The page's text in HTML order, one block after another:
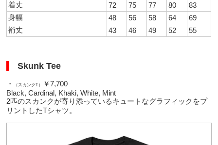
着丈
72 75 77 80
83
身幅
48 56 58 64
69
裄丈
43 46 49 52 55
Skunk Tee
・ （スカンクT）
￥7,700
Black, Cardinal, Khaki, White, Mint
2匹のスカンクが寄り添っているキュートなグラフィックをプ
リントしたTシャツ。